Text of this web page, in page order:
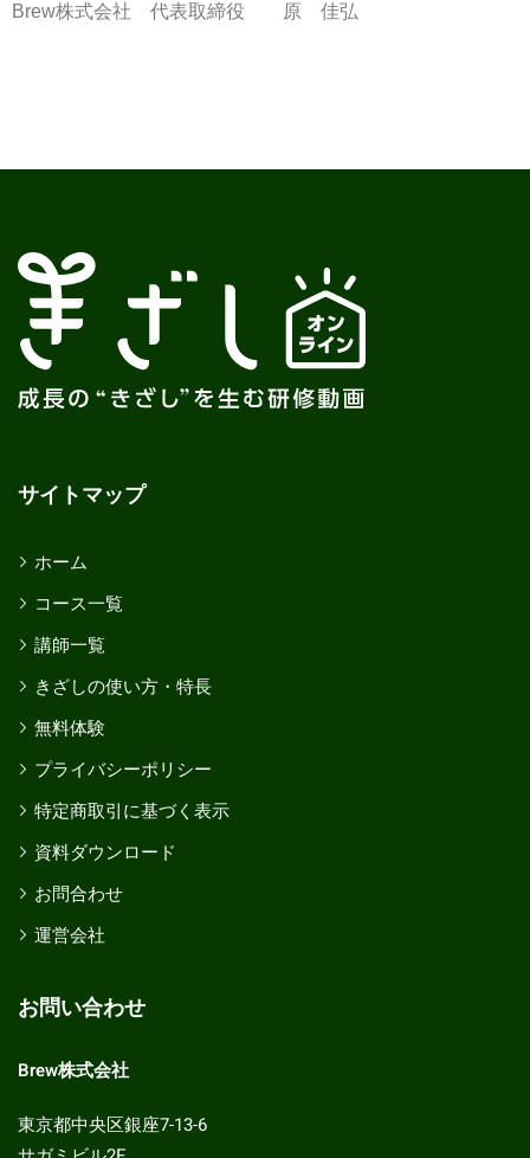
Brew株式会社 代表取締役 原 佳弘
サイトマップ
ホーム
コース一覧
講師一覧
きざしの使い方・特長
無料体験
プライバシーポリシー
特定商取引に基づく表示
資料ダウンロード
お問合わせ
運営会社
お問い合わせ
Brew株式会社
東京都中央区銀座7-13-6